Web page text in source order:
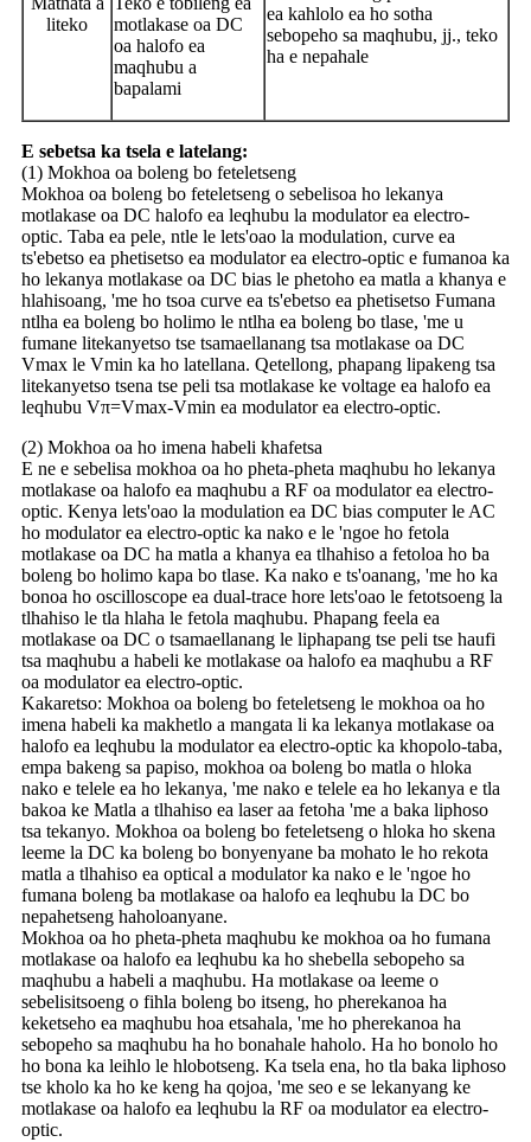
liteko
motlakase oa DC
oa halofo ea
maqhubu a
bapalami
ea kahlolo ea ho sotha
sebopeho sa maqhubu, jj., teko
ha e nepahale
E sebetsa ka tsela e latelang:
(1) Mokhoa oa boleng bo feteletseng
Mokhoa oa boleng bo feteletseng o sebelisoa ho lekanya
motlakase oa DC halofo ea leqhubu la modulator ea electro-
optic. Taba ea pele, ntle le lets'oao la modulation, curve ea
ts'ebetso ea phetisetso ea modulator ea electro-optic e fumanoa ka
ho lekanya motlakase oa DC bias le phetoho ea matla a khanya e
hlahisoang, 'me ho tsoa curve ea ts'ebetso ea phetisetso Fumana
ntlha ea boleng bo holimo le ntlha ea boleng bo tlase, 'me u
fumane litekanyetso tse tsamaellanang tsa motlakase oa DC
Vmax le Vmin ka ho latellana. Qetellong, phapang lipakeng tsa
litekanyetso tsena tse peli tsa motlakase ke voltage ea halofo ea
leqhubu Vπ=Vmax-Vmin ea modulator ea electro-optic.
(2) Mokhoa oa ho imena habeli khafetsa
E ne e sebelisa mokhoa oa ho pheta-pheta maqhubu ho lekanya
motlakase oa halofo ea maqhubu a RF oa modulator ea electro-
optic. Kenya lets'oao la modulation ea DC bias computer le AC
ho modulator ea electro-optic ka nako e le 'ngoe ho fetola
motlakase oa DC ha matla a khanya ea tlhahiso a fetoloa ho ba
boleng bo holimo kapa bo tlase. Ka nako e ts'oanang, 'me ho ka
bonoa ho oscilloscope ea dual-trace hore lets'oao le fetotsoeng la
tlhahiso le tla hlaha le fetola maqhubu. Phapang feela ea
motlakase oa DC o tsamaellanang le liphapang tse peli tse haufi
tsa maqhubu a habeli ke motlakase oa halofo ea maqhubu a RF
oa modulator ea electro-optic.
Kakaretso: Mokhoa oa boleng bo feteletseng le mokhoa oa ho
imena habeli ka makhetlo a mangata li ka lekanya motlakase oa
halofo ea leqhubu la modulator ea electro-optic ka khopolo-taba,
empa bakeng sa papiso, mokhoa oa boleng bo matla o hloka
nako e telele ea ho lekanya, 'me nako e telele ea ho lekanya e tla
bakoa ke Matla a tlhahiso ea laser aa fetoha 'me a baka liphoso
tsa tekanyo. Mokhoa oa boleng bo feteletseng o hloka ho skena
leeme la DC ka boleng bo bonyenyane ba mohato le ho rekota
matla a tlhahiso ea optical a modulator ka nako e le 'ngoe ho
fumana boleng ba motlakase oa halofo ea leqhubu la DC bo
nepahetseng haholoanyane.
Mokhoa oa ho pheta-pheta maqhubu ke mokhoa oa ho fumana
motlakase oa halofo ea leqhubu ka ho shebella sebopeho sa
maqhubu a habeli a maqhubu. Ha motlakase oa leeme o
sebelisitsoeng o fihla boleng bo itseng, ho pherekanoa ha
keketseho ea maqhubu hoa etsahala, 'me ho pherekanoa ha
sebopeho sa maqhubu ha ho bonahale haholo. Ha ho bonolo ho
ho bona ka leihlo le hlobotseng. Ka tsela ena, ho tla baka liphoso
tse kholo ka ho ke keng ha qojoa, 'me seo e se lekanyang ke
motlakase oa halofo ea leqhubu la RF oa modulator ea electro-
optic.